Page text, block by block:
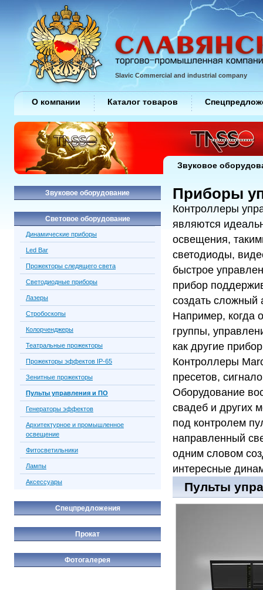
Приборы
Контроллеры
являются
освещения,
светодиоды,
быстрое
прибор
создать сложный
Например, когда
группы,
как другие
Контроллеры
пресетов,
Оборудование
свадеб и других
под контролем
направленный
одним словом
интересные
Пульты
Звуковое оборудование
Световое оборудование
Динамические приборы
Led Bar
Прожекторы следящего света
Светодиодные приборы
Лазеры
Стробоскопы
Колорченджеры
Театральные прожекторы
Прожекторы эффектов IP-65
Зенитные прожекторы
Пульты управления и ПО
Генераторы эффектов
Архитектурное и промышленное
освещение
Фитосветильники
Лампы
Аксессуары
Спецпредложения
Прокат
Фотогалерея
Slavic Commercial and industrial company
О компании Каталог товаров
Звуковое